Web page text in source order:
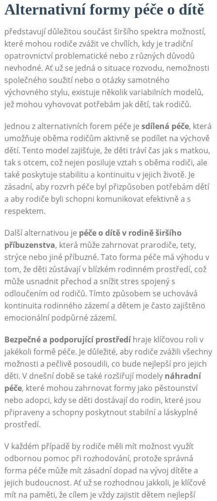
Alternativní formy péče o dítě
představují důležitou součást širšího spektra možností,
které mohou rodiče zvážit ve chvílích, kdy je tradiční
opatrovnictví problematické nebo z různých důvodů
nevhodné. Ať už se jedná o situace rozvodu, nemožnosti
společného soužití nebo o otázky samotného
výchovného stylu, existuje několik variabilních modelů,
jež mohou vyhovovat potřebám jak dětí, tak rodičů.
Jednou z alternativních forem péče je sdílená péče, která
umožňuje oběma rodičům aktivně se podílet na výchově
dětí. Tento model zajišťuje, že děti tráví čas jak s matkou,
tak s otcem, což nejen posiluje vztah s oběma rodiči, ale
také poskytuje stabilitu a kontinuitu v jejich životě. Je
zásadní, aby rozvrh péče byl přizpůsoben potřebám dětí
a aby rodiče byli schopni komunikovat efektivně a s
respektem.
Další alternativou je péče o dítě v rodině širšího
příbuzenstva, která může zahrnovat prarodiče, tety,
strýce nebo jiné příbuzné. Tato forma péče má výhodu v
tom, že děti zůstávají v blízkém rodinném prostředí, což
může usnadnit přechod a snížit stres spojený s
odloučením od rodičů. Tímto způsobem se uchovává
kontinuita rodinného zázemí a dětem je často zajištěno
emocionální podpůrné zázemí.
Bezpečné a podporující prostředíhraje klíčovou roli v
jakékoli formě péče. Je důležité, aby rodiče zvážili všechny
možnosti a pečlivě posoudili, co bude nejlepší pro jejich
děti. V dnešní době se také rozšiřují modely náhradní
péče, které mohou zahrnovat formy jako pěstounství
nebo adopci, kdy se děti dostávají do rodin, které jsou
připraveny a schopny poskytnout stabilní a láskyplné
prostředí.
V každém případě by rodiče měli mít možnost využít
odbornou pomoc při rozhodování, protože správná
forma péče může mít zásadní dopad na vývoj dítěte a
jejich budoucnost. Ať už se rozhodnou jakkoli, je klíčové
mít na paměti, že cílem je vždy zajistit dětem nejlepší